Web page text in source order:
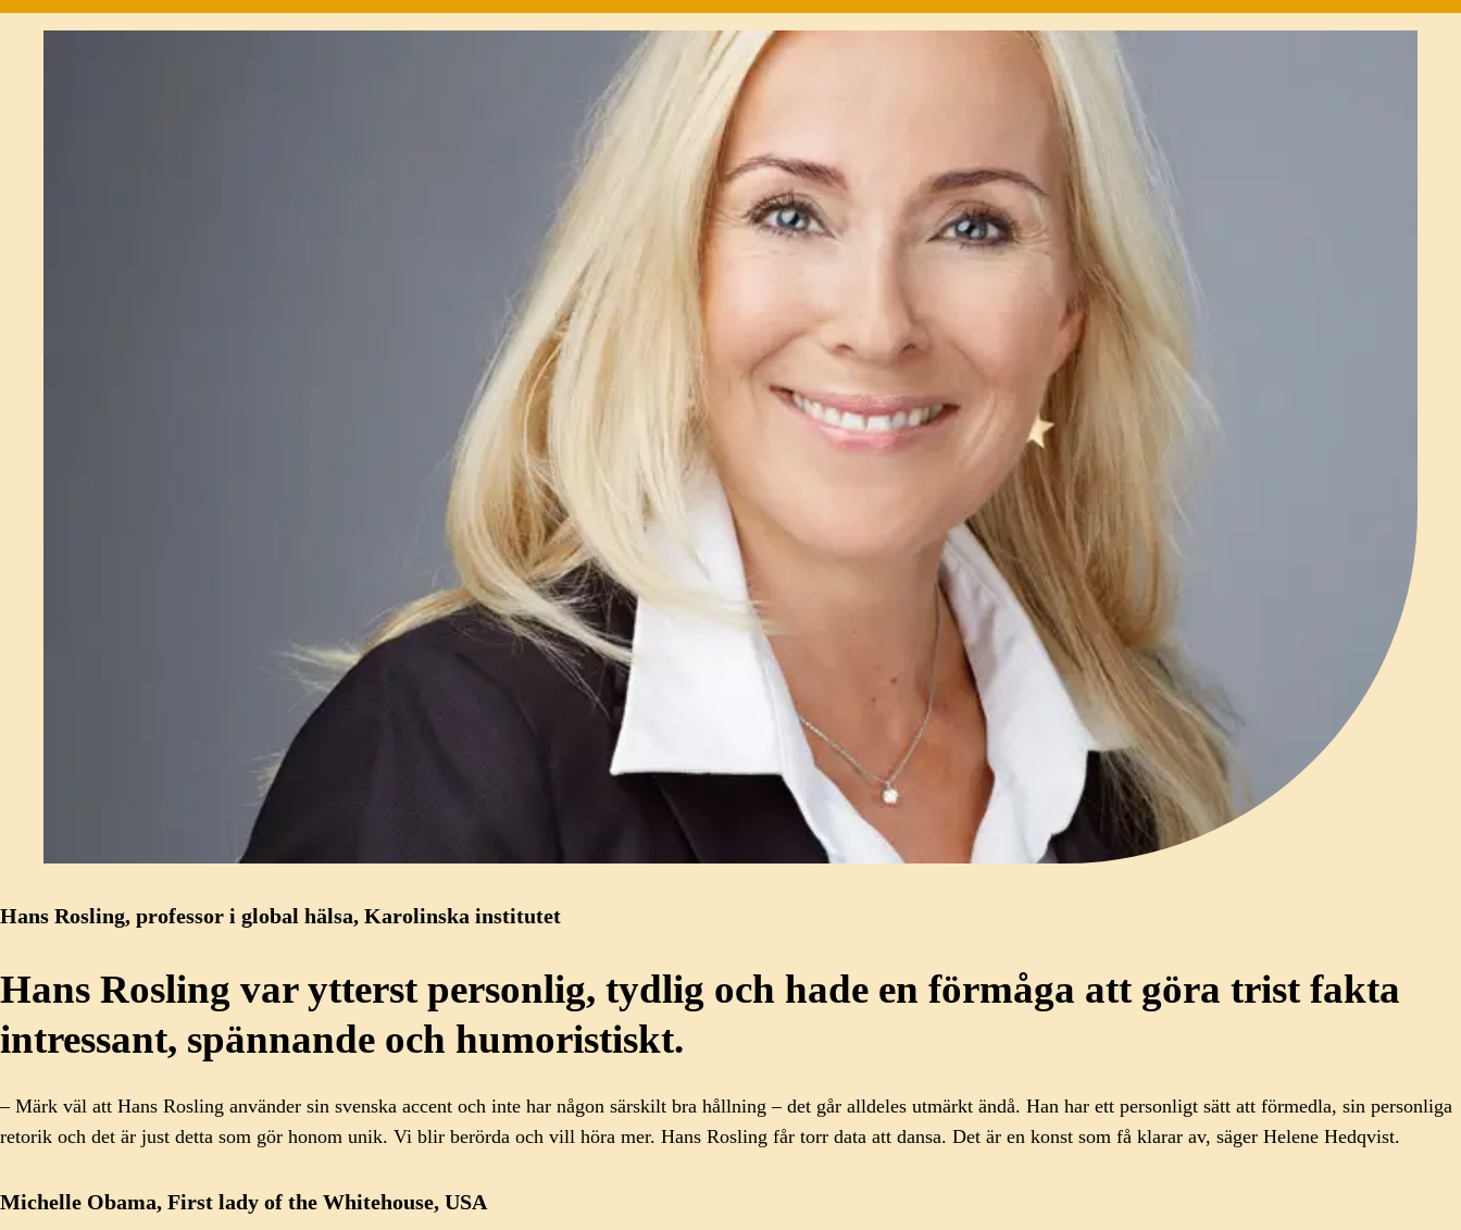
Hans Rosling, professor i global hälsa, Karolinska institutet
Hans Rosling var ytterst personlig, tydlig och hade en förmåga att göra trist fakta
intressant, spännande och humoristiskt.
– Märk väl att Hans Rosling använder sin svenska accent och inte har någon särskilt bra hållning – det går alldeles utmärkt ändå. Han har ett personligt sätt att förmedla, sin personliga
retorik och det är just detta som gör honom unik. Vi blir berörda och vill höra mer. Hans Rosling får torr data att dansa. Det är en konst som få klarar av, säger Helene Hedqvist.
Michelle Obama, First lady of the Whitehouse, USA